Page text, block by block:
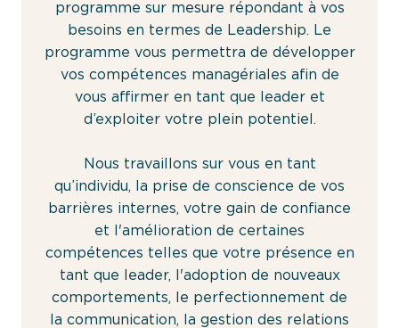
programme sur mesure répondant à vos
besoins en termes de Leadership. Le
programme vous permettra de développer
vos compétences managériales afin de
vous affirmer en tant que leader et
d’exploiter votre plein potentiel.
Nous travaillons sur vous en tant
qu’individu, la prise de conscience de vos
barrières internes, votre gain de confiance
et l'amélioration de certaines
compétences telles que votre présence en
tant que leader, l'adoption de nouveaux
comportements, le perfectionnement de
la communication, la gestion des relations